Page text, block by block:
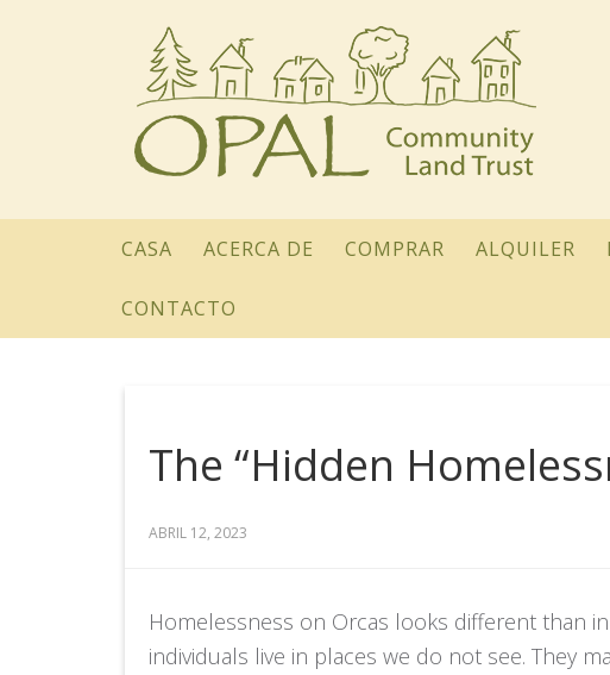
CASA ACERCA DE COMPRAR ALQUILER
CONTACTO
The “Hidden
ABRIL 12, 2023
Homelessness on Orcas looks different than
individuals live in places we do not see. They